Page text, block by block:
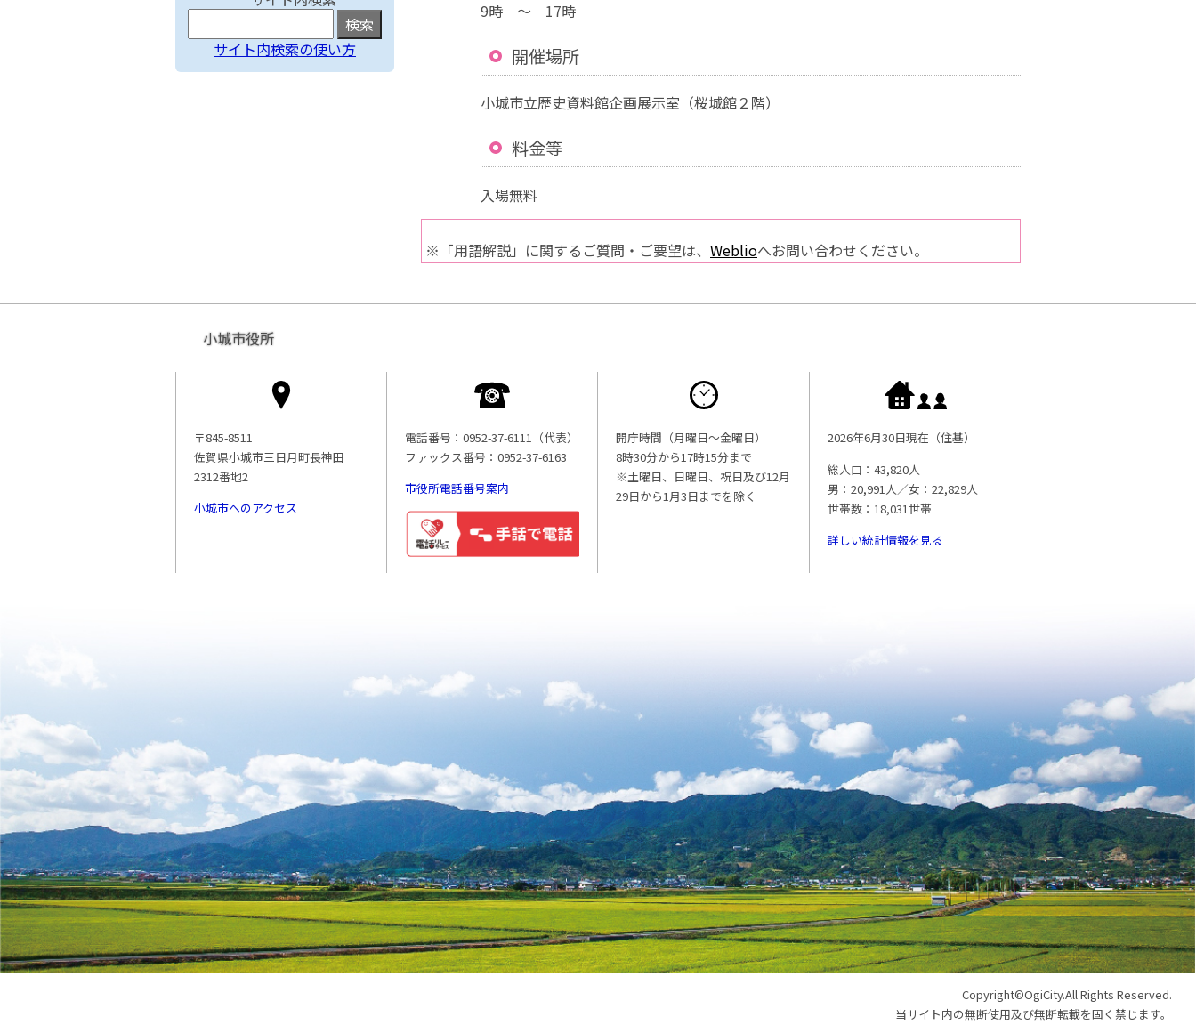
9時 ～ 17時
開催場所
小城市立歴史資料館企画展示室（桜城館２階）
料金等
入場無料
※「用語解説」に関するご質問・ご要望は、 Weblioへお問い合わせください。
サイト内検索の使い方
小城市役所
〒845-8511
佐賀県小城市三日月町長神田
2312番地2
小城市へのアクセス
電話番号：0952-37-6111（代表）
ファックス番号：0952-37-6163
市役所電話番号案内
開庁時間（月曜日〜金曜日）
8時30分から17時15分まで
※土曜日、日曜日、祝日及び12月
29日から1月3日までを除く
2026年6月30日現在（住基）
総人口：43,820人
男：20,991人／女：22,829人
世帯数：18,031世帯
詳しい統計情報を見る
Copyright©OgiCity.All Rights Reserved.
当サイト内の無断使用及び無断転載を固く禁じます。